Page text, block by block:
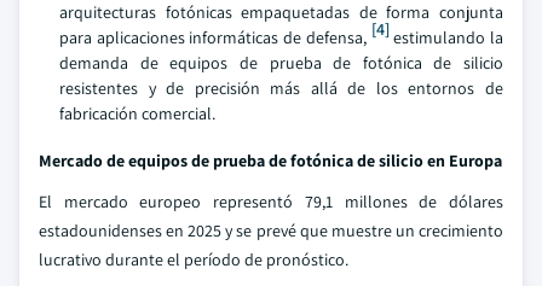
arquitecturas fotónicas empaquetadas de forma conjunta
para aplicaciones informáticas de defensa, [4]estimulando la
demanda de equipos de prueba de fotónica de silicio
resistentes y de precisión más allá de los entornos de
fabricación comercial.
Mercado de equipos de prueba de fotónica de silicio en Europa
El mercado europeo representó 79,1 millones de dólares
estadounidenses en 2025 y se prevé que muestre un crecimiento
lucrativo durante el período de pronóstico.